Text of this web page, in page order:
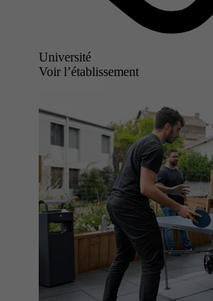
Université
Voir l’établissement